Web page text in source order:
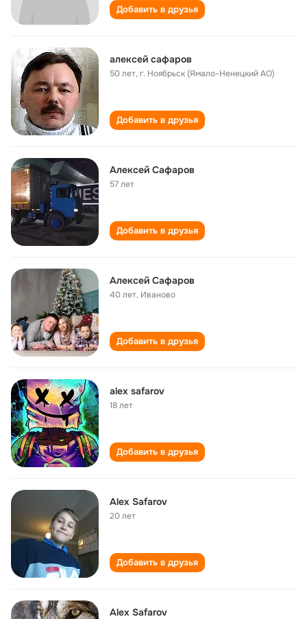
Добавить в друзья
алексей сафаров
50 лет,г. Ноябрьск (Ямало-Ненецкий АО)
Добавить в друзья
Алексей Сафаров
57 лет
Добавить в друзья
Алексей Сафаров
40 лет, Иваново
Добавить в друзья
alex safarov
18 лет
Добавить в друзья
Alex Safarov
20 лет
Добавить в друзья
Alex Safarov